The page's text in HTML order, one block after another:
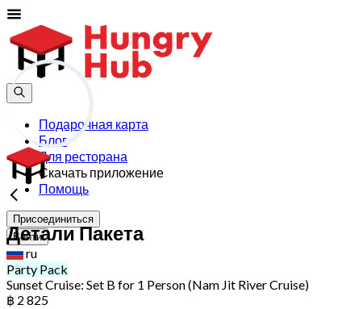
Подарочная карта
Блог
Для ресторана
Скачать приложение
Помощь
Присоединиться
Войти
ru
Детали Пакета
Party Pack
Sunset Cruise: Set B for 1 Person (Nam Jit River Cruise)
฿ 2 825